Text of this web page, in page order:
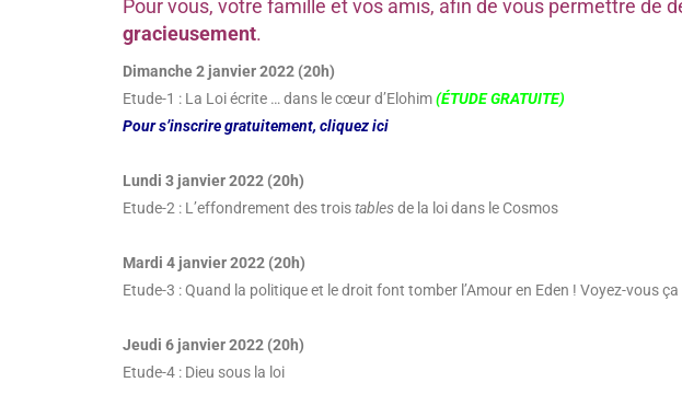
Pour vous, votre famille et vos amis, afin de vous permettre de
gracieusement.
Dimanche 2 janvier 2022 (20h)
Etude-1 : La Loi écrite … dans le cœur d’Elohim(ÉTUDE GRATUITE)
Pour s’inscrire gratuitement, cliquez ici
Lundi 3 janvier 2022 (20h)
Etude-2 : L’effondrement des troistablesde la loi dans le Cosmos
Mardi 4 janvier 2022 (20h)
Etude-3 : Quand la politique et le droit font tomber l’Amour en Eden ! Voyez-vous ça
Jeudi 6 janvier 2022 (20h)
Etude-4 : Dieu sous la loi